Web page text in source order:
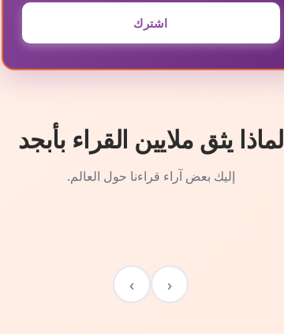
اشترك
لماذا يثق ملايين القراء بأبجد
إليك بعض آراء قراءنا حول العالم.
‹
›